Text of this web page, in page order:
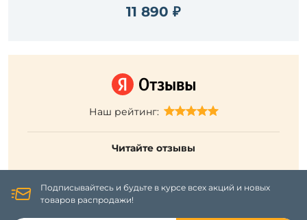
11 890 ₽
Наш рейтинг:
Читайте отзывы
Подписывайтесь и будьте в курсе всех акций и новых
товаров распродажи!